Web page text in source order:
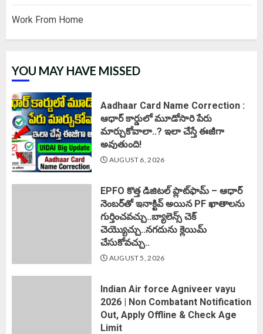
Work From Home
YOU MAY HAVE MISSED
Aadhaar Card Name Correction :
ఆధార్ కార్డులో మూడోసారి పేరు
మార్చుకోవాలా..? ఇలా చేస్తే ఈజీగా
అవుతుంది!
AUGUST 6, 2026
EPFO కొత్త డిజిటల్ ప్లాట్‌ఫామ్‌ – ఆధార్
నెంబర్‌తో ఇనాక్టివ్ అయిన PF ఖాతాలను
గుర్తించవచ్చు..బ్యాలెన్స్ చెక్
చెయ్యొచ్చు..నగదును క్లెయిమ్
చేసుకోవచ్చు..
AUGUST 5, 2026
Indian Air force Agniveer vayu
2026 | Non Combatant Notification
Out, Apply Offline & Check Age
Limit